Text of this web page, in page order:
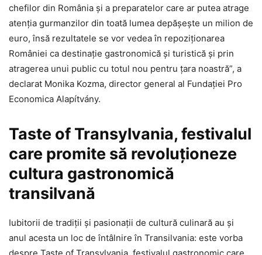
chefilor din România și a preparatelor care ar putea atrage
atenția gurmanzilor din toată lumea depășește un milion de
euro, însă rezultatele se vor vedea în repoziționarea
României ca destinație gastronomică și turistică și prin
atragerea unui public cu totul nou pentru țara noastră”, a
declarat Monika Kozma, director general al Fundației Pro
Economica Alapítvány.
Taste of Transylvania, festivalul
care promite să revoluționeze
cultura gastronomică
transilvană
Iubitorii de tradiții și pasionații de cultură culinară au și
anul acesta un loc de întâlnire în Transilvania: este vorba
despre Taste of Transylvania, festivalul gastronomic care